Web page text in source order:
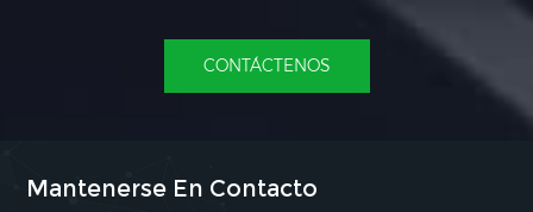
CONTÁCTENOS
Mantenerse En Contacto